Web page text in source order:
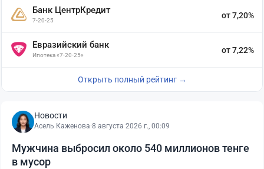
Банк ЦентрКредит
7-20-25
от 7,20%
Евразийский банк
Ипотека «7-20-25»
от 7,22%
Открыть полный рейтинг →
Новости
Асель Каженова·8 августа 2026 г., 00:09
Мужчина выбросил около 540 миллионов тенге
в мусор